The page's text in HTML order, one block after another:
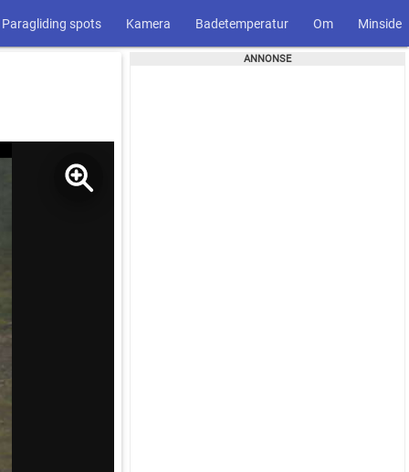
Paragliding spots Kamera Badetemperatur Om Minside